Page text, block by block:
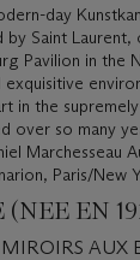
EN
AUX